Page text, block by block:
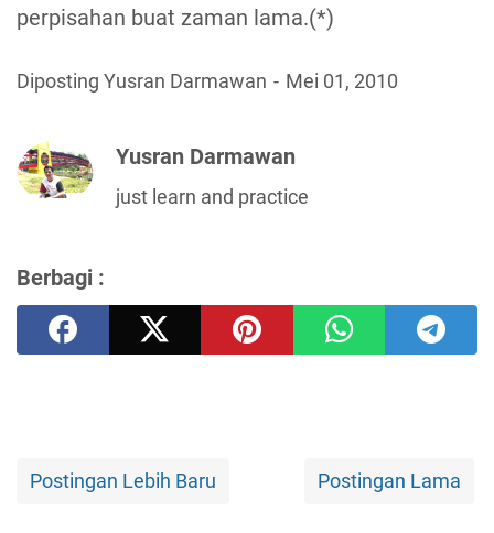
perpisahan buat zaman lama.(*)
Diposting Yusran Darmawan Mei 01, 2010
Yusran Darmawan
just learn and practice
Berbagi :
Postingan Lebih Baru Postingan Lama